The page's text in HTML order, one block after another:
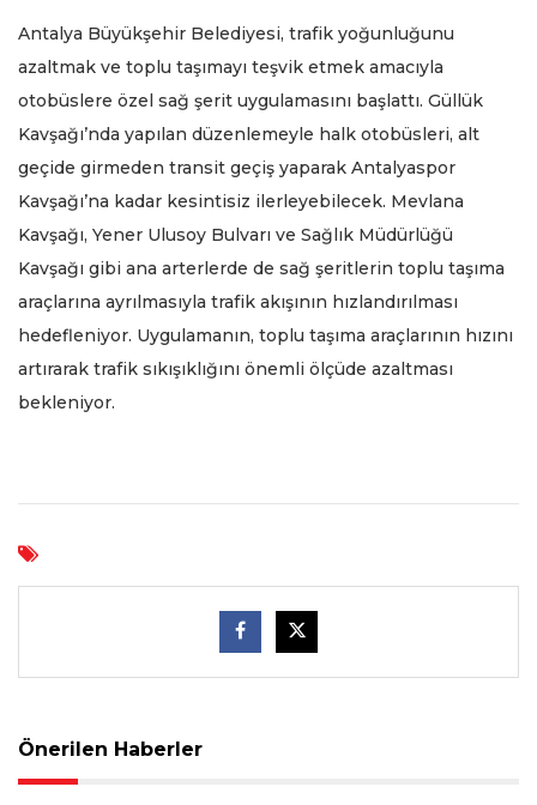
Antalya Büyükşehir Belediyesi, trafik yoğunluğunu
azaltmak ve toplu taşımayı teşvik etmek amacıyla
otobüslere özel sağ şerit uygulamasını başlattı. Güllük
Kavşağı’nda yapılan düzenlemeyle halk otobüsleri, alt
geçide girmeden transit geçiş yaparak Antalyaspor
Kavşağı’na kadar kesintisiz ilerleyebilecek. Mevlana
Kavşağı, Yener Ulusoy Bulvarı ve Sağlık Müdürlüğü
Kavşağı gibi ana arterlerde de sağ şeritlerin toplu taşıma
araçlarına ayrılmasıyla trafik akışının hızlandırılması
hedefleniyor. Uygulamanın, toplu taşıma araçlarının hızını
artırarak trafik sıkışıklığını önemli ölçüde azaltması
bekleniyor.
Önerilen Haberler